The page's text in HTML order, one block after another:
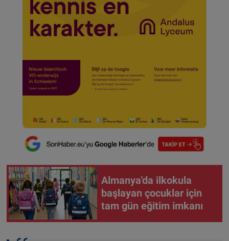
Almanya'da ilkokula
başlayan çocuklar için
tam gün eğitim imkanı